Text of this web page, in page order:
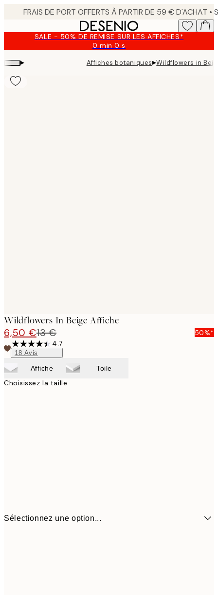
content.SALE - 50% DE REMISE SUR LES AFFICHES*
0 min0 s
Valable
jusqu'au
:
▸ Affiches botaniques▸Wildflowers in
Wildflowers In Beige Affiche
6,50 €13 €
50%*
4.7
18 Avis
Affiche Toile
Choisissez la taille
Sélectionnez une option...